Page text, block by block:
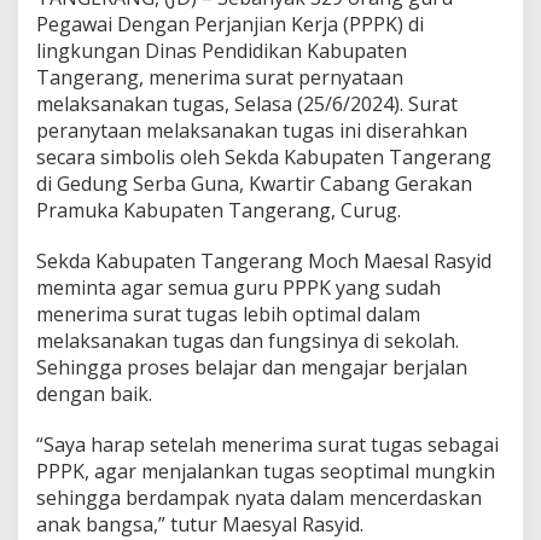
a
n
T
e
r
i
a
u
r
a
P
e
y
t
a
a
Pegawai Dengan Perjanjian Kerja (PPPK) di
lingkungan Dinas Pendidikan Kabupaten
Tangerang, menerima surat pernyataan
melaksanakan tugas, Selasa (25/6/2024). Surat
peranytaan melaksanakan tugas ini diserahkan
secara simbolis oleh Sekda Kabupaten Tangerang
di Gedung Serba Guna, Kwartir Cabang Gerakan
Pramuka Kabupaten Tangerang, Curug.
Sekda Kabupaten Tangerang Moch Maesal Rasyid
meminta agar semua guru PPPK yang sudah
menerima surat tugas lebih optimal dalam
melaksanakan tugas dan fungsinya di sekolah.
Sehingga proses belajar dan mengajar berjalan
dengan baik.
“Saya harap setelah menerima surat tugas sebagai
PPPK, agar menjalankan tugas seoptimal mungkin
sehingga berdampak nyata dalam mencerdaskan
anak bangsa,” tutur Maesyal Rasyid.